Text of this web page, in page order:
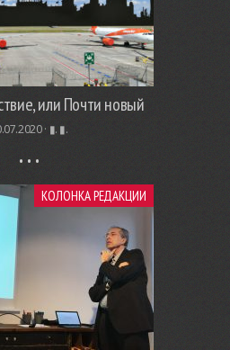
или Почти новый
· ▮. ▮.
КОЛОНКА РЕДАКЦИИ